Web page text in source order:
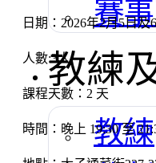
賽
教練
教練
日期：2026年2月5日及
人數:3人
課程天數：2 天
時間：晚上 19:30 至